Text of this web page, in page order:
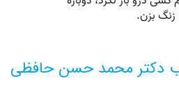
محمد حسن حافظی